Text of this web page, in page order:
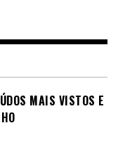
MAIS VISTOS E